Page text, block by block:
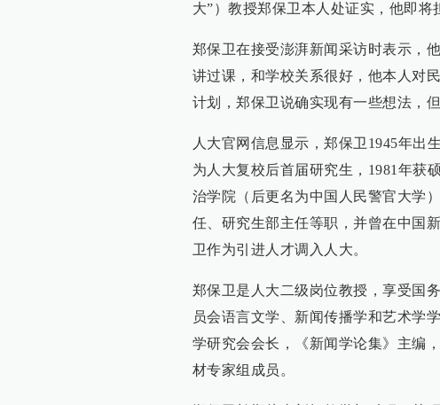
大”）教授郑保卫本人处证实，他即将
郑保卫在接受澎湃新闻采访时表示，
讲过课，和学校关系很好，他本人对
计划，郑保卫说确实现有一些想法，
人大官网信息显示，郑保卫1945年出
为人大复校后首届研究生，1981年获
治学院（后更名为中国人民警官大学
任、研究生部主任等职，并曾在中国
卫作为引进人才调入人大。
郑保卫是人大二级岗位教授，享受国
员会语言文学、新闻传播学和艺术学
学研究会会长，《新闻学论集》主编
材专家组成员。